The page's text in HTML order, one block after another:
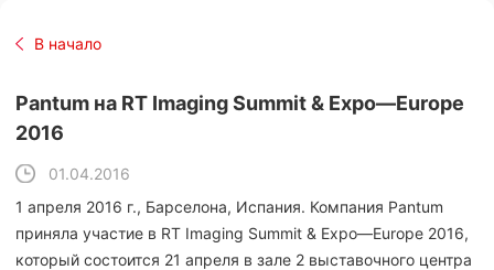
В начало
Pantum на RT Imaging Summit & Expo—Europe
2016
01.04.2016
1 апреля 2016 г., Барселона, Испания. Компания Pantum
приняла участие в RT Imaging Summit & Expo—Europe 2016,
который состоится 21 апреля в зале 2 выставочного центра